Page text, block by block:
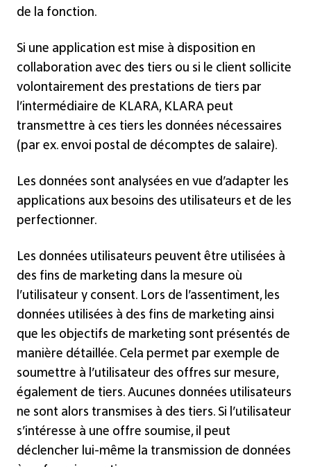
de la fonction.
Si une application est mise à disposition en
collaboration avec des tiers ou si le client sollicite
volontairement des prestations de tiers par
l’intermédiaire de KLARA, KLARA peut
transmettre à ces tiers les données nécessaires
(par ex. envoi postal de décomptes de salaire).
Les données sont analysées en vue d’adapter les
applications aux besoins des utilisateurs et de les
perfectionner.
Les données utilisateurs peuvent être utilisées à
des fins de marketing dans la mesure où
l’utilisateur y consent. Lors de l’assentiment, les
données utilisées à des fins de marketing ainsi
que les objectifs de marketing sont présentés de
manière détaillée. Cela permet par exemple de
soumettre à l’utilisateur des offres sur mesure,
également de tiers. Aucunes données utilisateurs
ne sont alors transmises à des tiers. Si l’utilisateur
s’intéresse à une offre soumise, il peut
déclencher lui-même la transmission de données